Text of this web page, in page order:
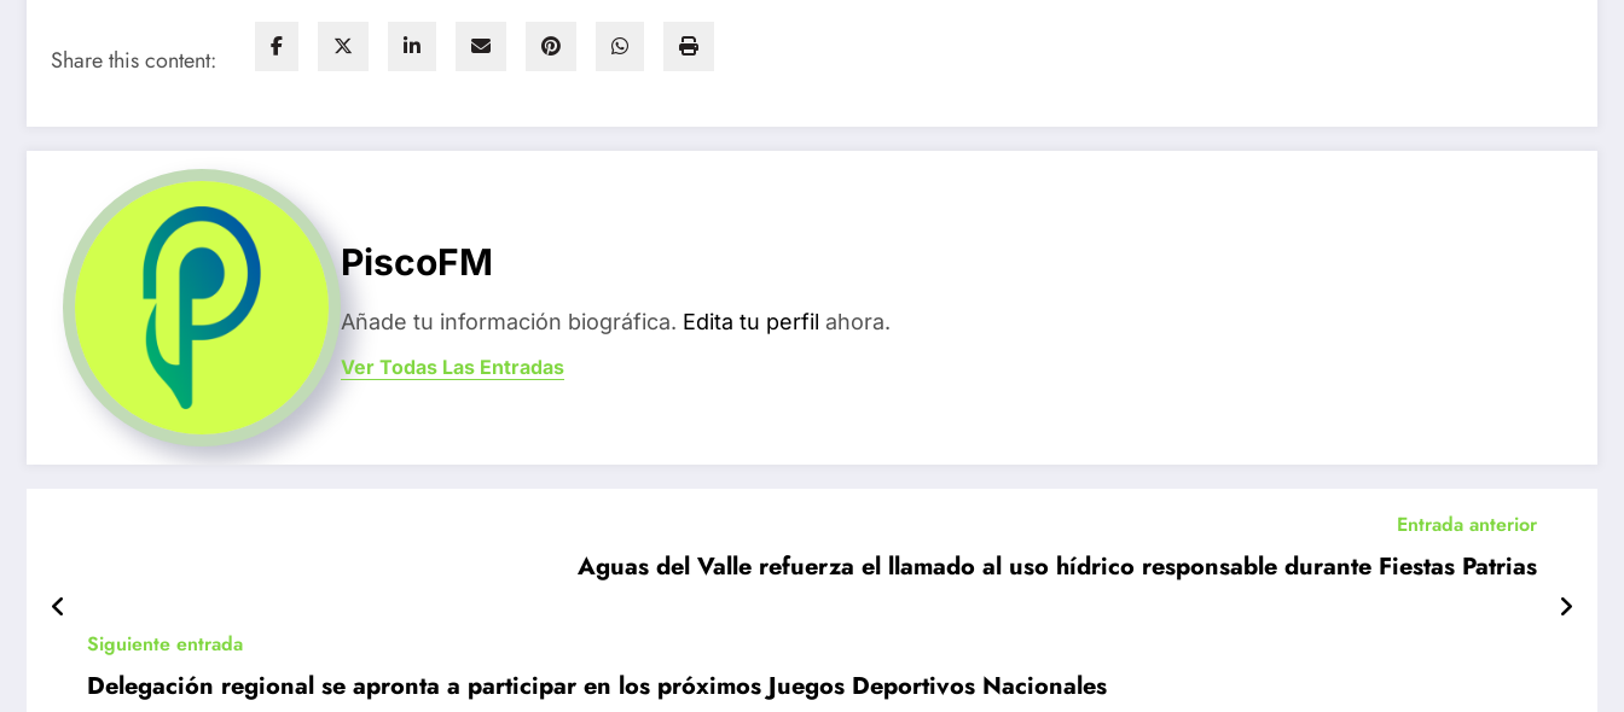
Share this content:
PiscoFM
Añade tu información biográfica. Edita tu perfil ahora.
Ver Todas Las Entradas
Entrada anterior
Aguas del Valle refuerza el llamado al uso hídrico responsable durante Fiestas Patrias
Siguiente entrada
Delegación regional se apronta a participar en los próximos Juegos Deportivos Nacionales